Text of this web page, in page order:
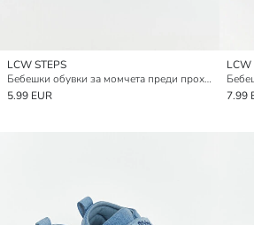
LCW STEPS
Бебешки обувки за момчета преди прохождане с велкро закопчаване
5.99 EUR
LCW
7.99